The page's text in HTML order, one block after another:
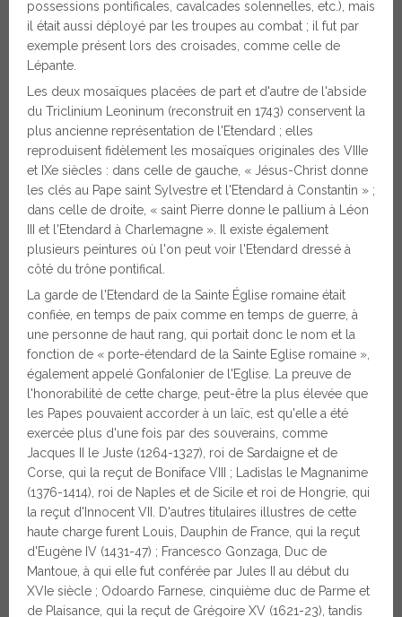
possessions pontificales, cavalcades solennelles, etc.), mais
il était aussi déployé par les troupes au combat ; il fut par
exemple présent lors des croisades, comme celle de
Lépante.
Les deux mosaïques placées de part et d'autre de l'abside
du Triclinium Leoninum (reconstruit en 1743) conservent la
plus ancienne représentation de l'Etendard ; elles
reproduisent fidèlement les mosaïques originales des VIIIe
et IXe siècles : dans celle de gauche, « Jésus-Christ donne
les clés au Pape saint Sylvestre et l'Etendard à Constantin » ;
dans celle de droite, « saint Pierre donne le pallium à Léon
III et l'Etendard à Charlemagne ». Il existe également
plusieurs peintures où l'on peut voir l'Etendard dressé à
côté du trône pontifical.
La garde de l'Etendard de la Sainte Église romaine était
confiée, en temps de paix comme en temps de guerre, à
une personne de haut rang, qui portait donc le nom et la
fonction de « porte-étendard de la Sainte Eglise romaine »,
également appelé Gonfalonier de l'Eglise. La preuve de
l'honorabilité de cette charge, peut-être la plus élevée que
les Papes pouvaient accorder à un laïc, est qu'elle a été
exercée plus d'une fois par des souverains, comme
Jacques II le Juste (1264-1327), roi de Sardaigne et de
Corse, qui la reçut de Boniface VIII ; Ladislas le Magnanime
(1376-1414), roi de Naples et de Sicile et roi de Hongrie, qui
la reçut d'Innocent VII. D'autres titulaires illustres de cette
haute charge furent Louis, Dauphin de France, qui la reçut
d'Eugène IV (1431-47) ; Francesco Gonzaga, Duc de
Mantoue, à qui elle fut conférée par Jules II au début du
XVIe siècle ; Odoardo Farnese, cinquième duc de Parme et
de Plaisance, qui la reçut de Grégoire XV (1621-23), tandis